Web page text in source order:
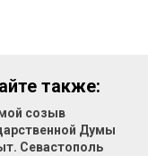
также:
созыв
Думы
Севастополь